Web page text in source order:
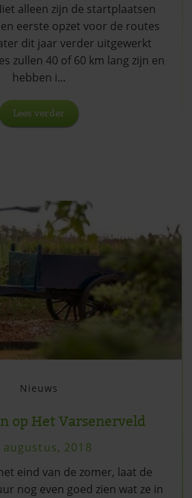
alleen zijn de startplaatsen
eerste opzet voor de routes
dit jaar verder uitgewerkt
zullen 40 of 60 km lang zijn en
hebben i...
Lees verder
Nieuws
op Het Varsenerveld
augustus, 2018
eind van de zomer, laat de
nog even goed zien wat ze in